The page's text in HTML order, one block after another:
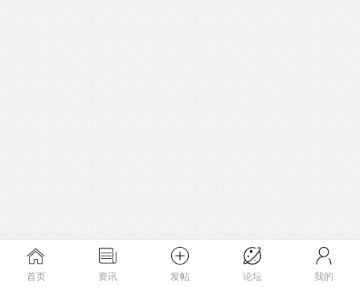
首页 资讯 发帖 论坛 我的